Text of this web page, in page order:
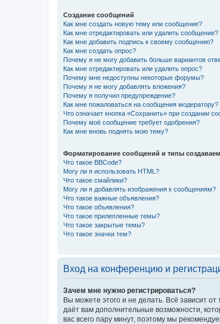
Создание сообщений
Как мне создать новую тему или сообщение?
Как мне отредактировать или удалить сообщение?
Как мне добавить подпись к своему сообщению?
Как мне создать опрос?
Почему я не могу добавить больше вариантов
Как мне отредактировать или удалить опрос?
Почему мне недоступны некоторые форумы?
Почему я не могу добавлять вложения?
Почему я получил предупреждение?
Как мне пожаловаться на сообщения модератору?
Что означает кнопка «Сохранить» при создании
Почему моё сообщение требует одобрения?
Как мне вновь поднять мою тему?
Форматирование сообщений и типы
Что такое BBCode?
Могу ли я использовать HTML?
Что такое смайлики?
Могу ли я добавлять изображения к сообщениям?
Что такое важные объявления?
Что такое объявления?
Что такое прилепленные темы?
Что такое закрытые темы?
Что такое значки тем?
Вход на конференцию и
Зачем мне нужно регистрироваться?
Вы можете этого и не делать. Всё зависит
даёт вам дополнительные возможности,
вас всего пару минут, поэтому мы